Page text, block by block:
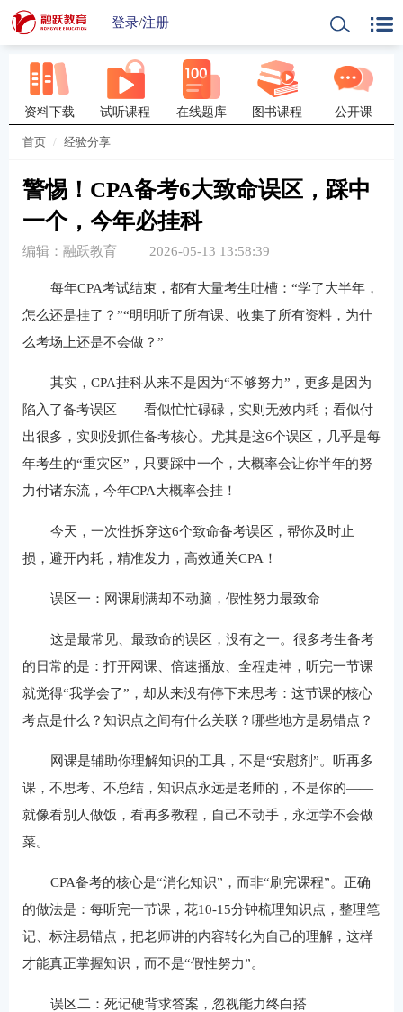
登录/注册
资料下载 试听课程 在线题库 图书课程 公开课
首页 经验分享
警惕！CPA备考6大致命误区，踩中
一个，今年必挂科
编辑：融跃教育 2026-05-13 13:58:39
每年CPA考试结束，都有大量考生吐槽：“学了大半年，
怎么还是挂了？”“明明听了所有课、收集了所有资料，为什
么考场上还是不会做？”
其实，CPA挂科从来不是因为“不够努力”，更多是因为
陷入了备考误区——看似忙忙碌碌，实则无效内耗；看似付
出很多，实则没抓住备考核心。尤其是这6个误区，几乎是每
年考生的“重灾区”，只要踩中一个，大概率会让你半年的努
力付诸东流，今年CPA大概率会挂！
今天，一次性拆穿这6个致命备考误区，帮你及时止
损，避开内耗，精准发力，高效通关CPA！
误区一：网课刷满却不动脑，假性努力最致命
这是最常见、最致命的误区，没有之一。很多考生备考
的日常的是：打开网课、倍速播放、全程走神，听完一节课
就觉得“我学会了”，却从来没有停下来思考：这节课的核心
考点是什么？知识点之间有什么关联？哪些地方是易错点？
网课是辅助你理解知识的工具，不是“安慰剂”。听再多
课，不思考、不总结，知识点永远是老师的，不是你的——
就像看别人做饭，看再多教程，自己不动手，永远学不会做
菜。
CPA备考的核心是“消化知识”，而非“刷完课程”。正确
的做法是：每听完一节课，花10-15分钟梳理知识点，整理笔
记、标注易错点，把老师讲的内容转化为自己的理解，这样
才能真正掌握知识，而不是“假性努力”。
误区二：死记硬背求答案，忽视能力终白搭